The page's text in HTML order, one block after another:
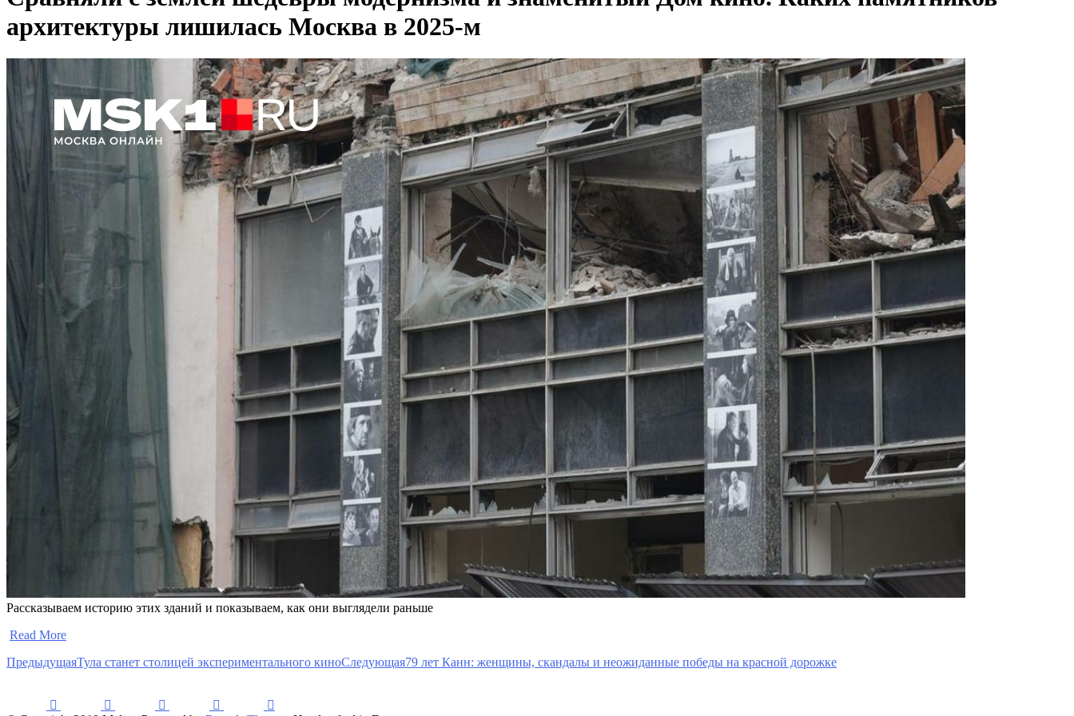
архитектуры лишилась Москва в 2025-м
Рассказываем историю этих зданий и показываем, как они выглядели раньше
Read More
ПредыдущаяТула станет столицей экспериментального киноСледующая79 лет Канн: женщины, скандалы и неожиданные победы на красной дорожке